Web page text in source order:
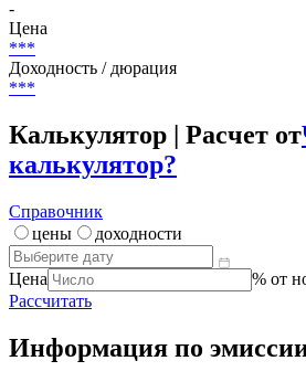
Страна риска
Казахстан
Текущий купон
-
***
Доходность / дюрация
***
Калькулятор | Расчет от
калькулятор?
Справочник
цены
Цена
% от